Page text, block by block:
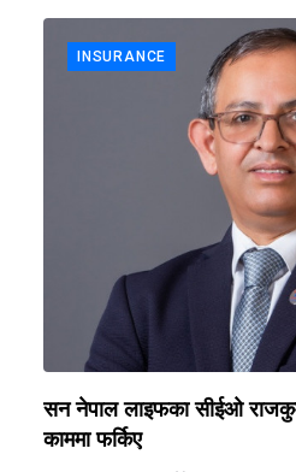
INSURANCE
सन नेपाल लाइफका सीईओ
काममा फर्किए